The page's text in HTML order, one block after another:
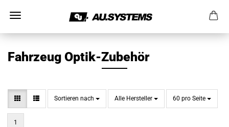
Fahrzeug Optik-Zubehör
Sortieren nach
Sortieren nach Alle Hersteller
pro Seite 60 pro Seite
pro Seite
1